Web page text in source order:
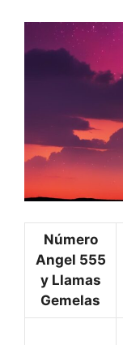
Número
Angel 555
y Llamas
Gemelas